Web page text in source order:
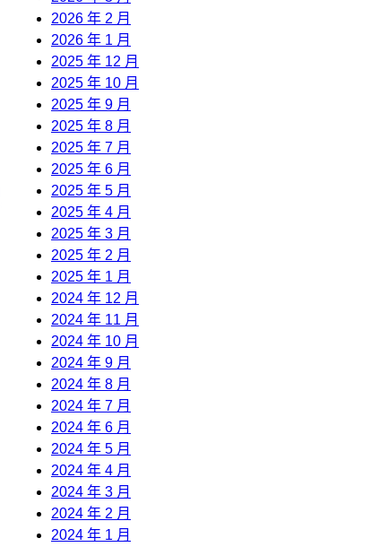
2026 年 2 月
2026 年 1 月
2025 年 12 月
2025 年 10 月
2025 年 9 月
2025 年 8 月
2025 年 7 月
2025 年 6 月
2025 年 5 月
2025 年 4 月
2025 年 3 月
2025 年 2 月
2025 年 1 月
2024 年 12 月
2024 年 11 月
2024 年 10 月
2024 年 9 月
2024 年 8 月
2024 年 7 月
2024 年 6 月
2024 年 5 月
2024 年 4 月
2024 年 3 月
2024 年 2 月
2024 年 1 月